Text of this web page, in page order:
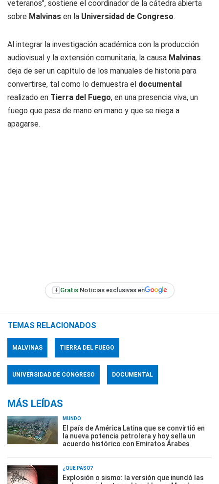
veteranos", sostiene el coordinador de la cátedra abierta
sobre Malvinas en la Universidad de Congreso.
Al integrar la investigación académica con la producción
audiovisual y la extensión comunitaria, la causa Malvinas
deja de ser un capítulo de los manuales de historia para
convertirse, tal como lo demuestra el documental
realizado en Tierra del Fuego, en una presencia viva, un
fuego que pasa de mano en mano y que se niega a
apagarse.
+ Gratis:Noticias exclusivas en
TEMAS RELACIONADOS
MALVINAS TIERRA DEL FUEGO
UNIVERSIDAD DE CONGRESO DOCUMENTAL
MÁS LEÍDAS
MUNDO
El país de América Latina que se convirtió en
la nueva potencia petrolera y hoy sella un
acuerdo histórico con Emiratos Árabes
¿QUÉ PASÓ?
Explosión o sismo: la versión que inundó las